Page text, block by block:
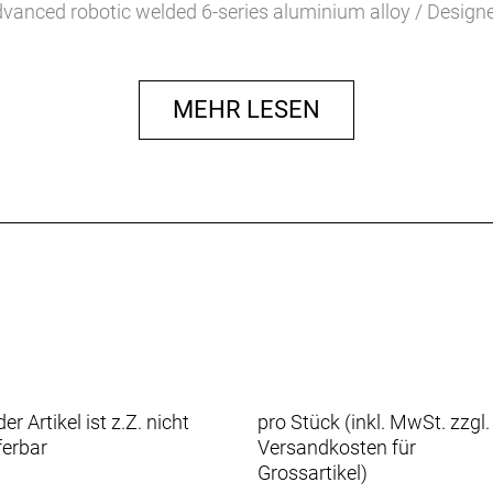
robotic welded 6-series aluminium alloy /
removable 820 Wh / capacity 23 Ah, co-developed by
CS-LG300-10 (11-48T)
front / 203 mm rear
Lock (32 holes)
MEHR LESEN
Artikel ist z.Z. nicht
pro Stück (inkl. MwSt. zzgl.
Versandkosten für
Grossartikel)